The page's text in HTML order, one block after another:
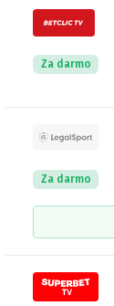
Za darmo
Za darmo